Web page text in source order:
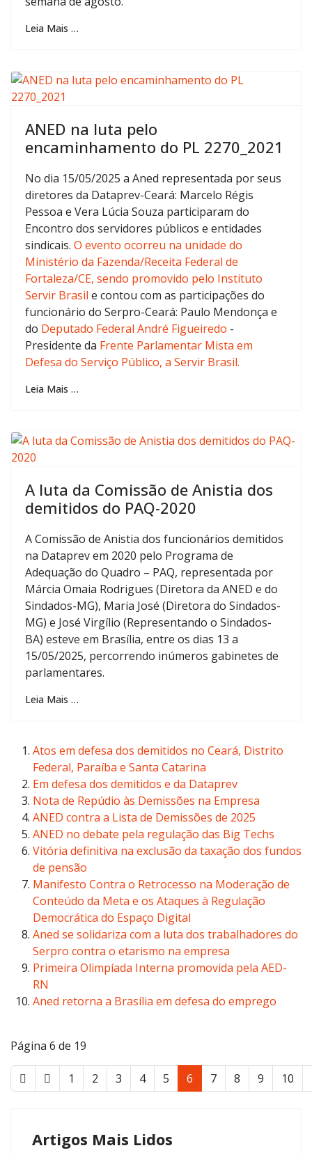
Leia Mais …
ANED na luta pelo
encaminhamento do PL 2270_2021
No dia 15/05/2025 a Aned representada por seus
diretores da Dataprev-Ceará: Marcelo Régis
Pessoa e Vera Lúcia Souza participaram do
Encontro dos servidores públicos e entidades
sindicais. O evento ocorreu na unidade do
Ministério da Fazenda/Receita Federal de
Fortaleza/CE, sendo promovido pelo Instituto
Servir Brasil e contou com as participações do
funcionário do Serpro-Ceará: Paulo Mendonça e
do Deputado Federal André Figueiredo -
Presidente da Frente Parlamentar Mista em
Defesa do Serviço Público, a Servir Brasil.
Leia Mais …
A luta da Comissão de Anistia dos
demitidos do PAQ-2020
A Comissão de Anistia dos funcionários demitidos
na Dataprev em 2020 pelo Programa de
Adequação do Quadro – PAQ, representada por
Márcia Omaia Rodrigues (Diretora da ANED e do
Sindados-MG), Maria José (Diretora do Sindados-
MG) e José Virgílio (Representando o Sindados-
BA) esteve em Brasília, entre os dias 13 a
15/05/2025, percorrendo inúmeros gabinetes de
parlamentares.
Leia Mais …
Atos em defesa dos demitidos no Ceará, Distrito
Federal, Paraíba e Santa Catarina
Em defesa dos demitidos e da Dataprev
Nota de Repúdio às Demissões na Empresa
ANED contra a Lista de Demissões de 2025
ANED no debate pela regulação das Big Techs
Vitória definitiva na exclusão da taxação dos fundos
de pensão
Manifesto Contra o Retrocesso na Moderação de
Conteúdo da Meta e os Ataques à Regulação
Democrática do Espaço Digital
Aned se solidariza com a luta dos trabalhadores do
Serpro contra o etarismo na empresa
Primeira Olimpíada Interna promovida pela AED-
RN
Aned retorna a Brasília em defesa do emprego
Página 6 de 19
1 2 3 4 5 6 7 8 9 10
Artigos Mais Lidos